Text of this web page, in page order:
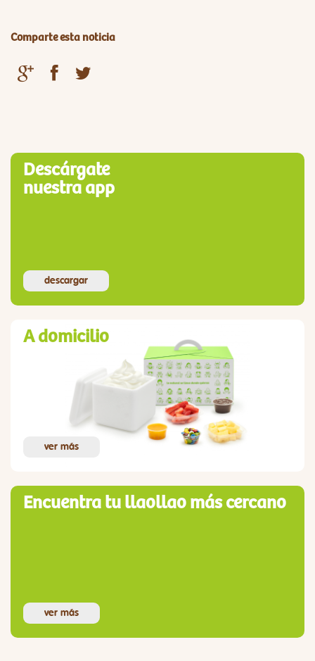
Comparte esta noticia
Descárgate
nuestra app
descargar
A domicilio
ver más
Encuentra tu llaollao más cercano
ver más